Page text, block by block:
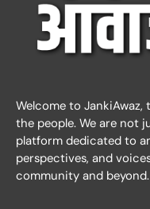
Welcome to
the people. We are not
platform dedicated to
perspectives, and
community and beyond.